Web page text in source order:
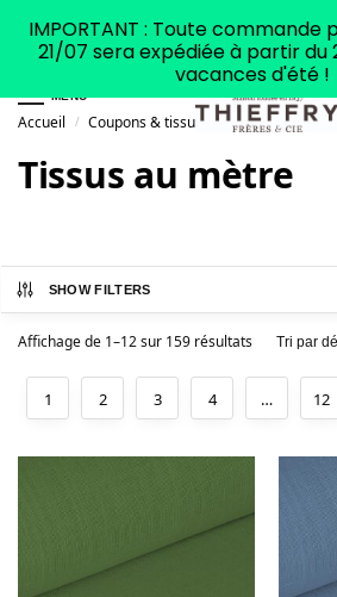
MENU
Accueil / Coupons & tissus / Tissus au mètre
Tissus au mètre
SHOW FILTERS
Affichage de 1–12 sur 159 résultats
1 2 3 4 … 12
IMPORTANT : Toute commande
21/07 sera expédiée à partir du
vacances d'été !